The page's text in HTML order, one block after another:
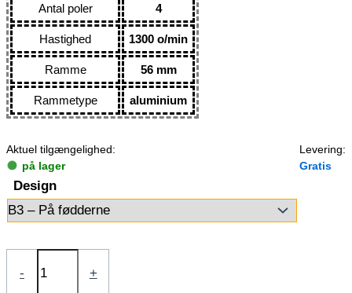
Antal poler 4
Hastighed 1300 o/min
Ramme 56 mm
Rammetype aluminium
Aktuel tilgængelighed:
på lager
Levering:
Gratis
Design
-
0,09kW
+